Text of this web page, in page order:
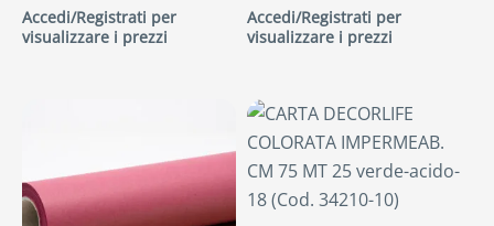
Accedi/Registrati per
visualizzare i prezzi
Accedi/Registrati per
visualizzare i prezzi